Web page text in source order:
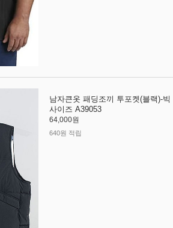
남자큰옷 패딩조끼 투포켓(블랙)-빅
사이즈 A39053
64,000원
640원 적립